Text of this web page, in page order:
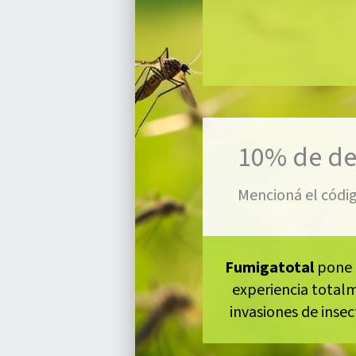
10% de
Mencioná el
Fumigatotalpone
experiencia
invasiones de